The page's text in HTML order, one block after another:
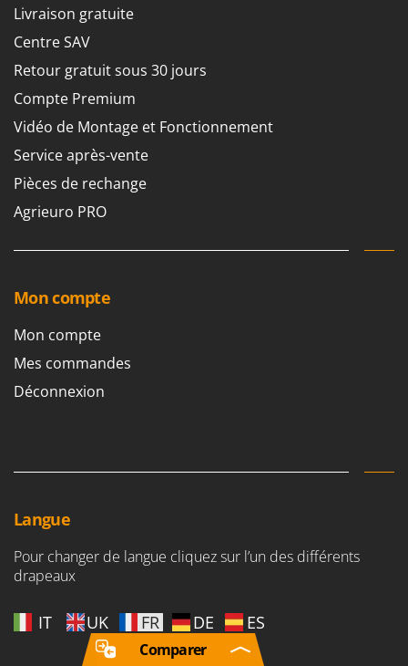
Livraison gratuite
Centre SAV
Retour gratuit sous 30 jours
Compte Premium
Vidéo de Montage et Fonctionnement
Service après-vente
Pièces de rechange
Agrieuro PRO
Mon compte
Mon compte
Mes commandes
Déconnexion
Langue
Pour changer de langue cliquez sur l’un des différents
drapeaux
IT UK FR DE ES
Comparer